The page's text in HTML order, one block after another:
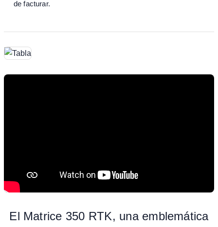
de facturar.
El Matrice 350 RTK, una emblemática